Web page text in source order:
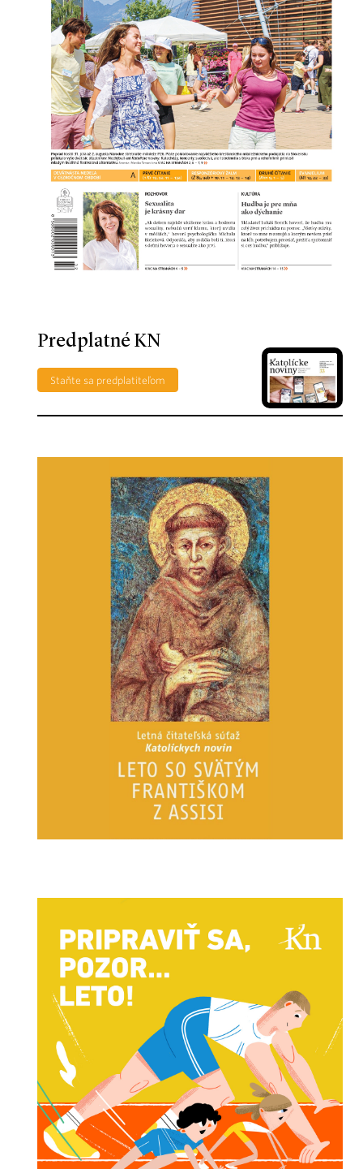
Predplatné KN
Staňte sa predplatiteľom